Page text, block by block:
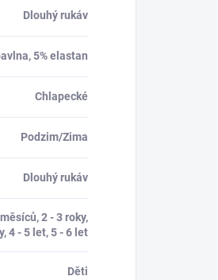
Dlouhý rukáv
5% elastan
Chlapecké
Podzim/Zima
Dlouhý rukáv
2 - 3 roky,
4 - 5 let, 5 - 6 let
Děti